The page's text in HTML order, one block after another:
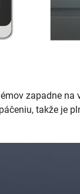
zapadne
takže je